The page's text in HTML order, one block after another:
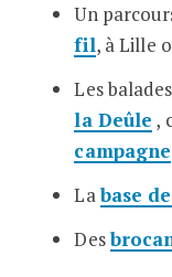
Un
fil, à Lille
Les
la Deûle ,
campagne
Labase
Des